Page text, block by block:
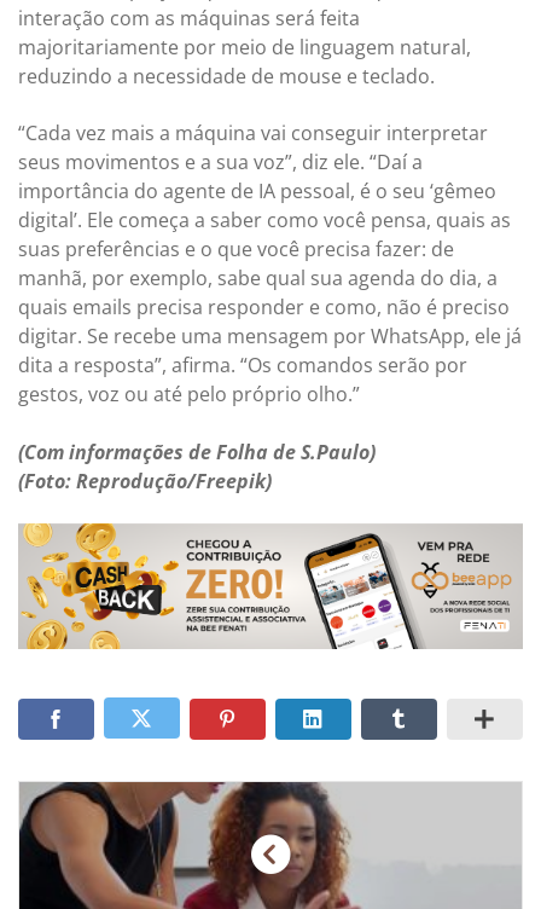
interação com as máquinas será feita
majoritariamente por meio de linguagem natural,
reduzindo a necessidade de mouse e teclado.
“Cada vez mais a máquina vai conseguir interpretar
seus movimentos e a sua voz”, diz ele. “Daí a
importância do agente de IA pessoal, é o seu ‘gêmeo
digital’. Ele começa a saber como você pensa, quais as
suas preferências e o que você precisa fazer: de
manhã, por exemplo, sabe qual sua agenda do dia, a
quais emails precisa responder e como, não é preciso
digitar. Se recebe uma mensagem por WhatsApp, ele já
dita a resposta”, afirma. “Os comandos serão por
gestos, voz ou até pelo próprio olho.”
(Com informações de Folha de S.Paulo)
(Foto: Reprodução/Freepik)